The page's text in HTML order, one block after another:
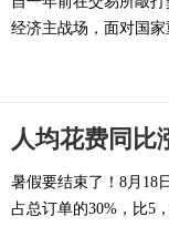
经济主战场，面对国
人均花费同比
暑假要结束了！8月18
占总订单的30%，比5